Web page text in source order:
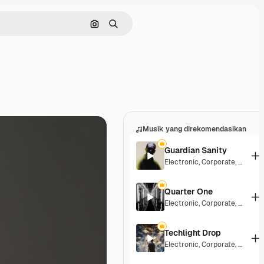
Pencarian berdasarkan gambar
Mencari
Musik yang direkomendasikan
Guardian Sanity
Electronic,Corporate,
Quarter One
Electronic,Corporate,
Techlight Drop
Electronic,Corporate,Epic ,